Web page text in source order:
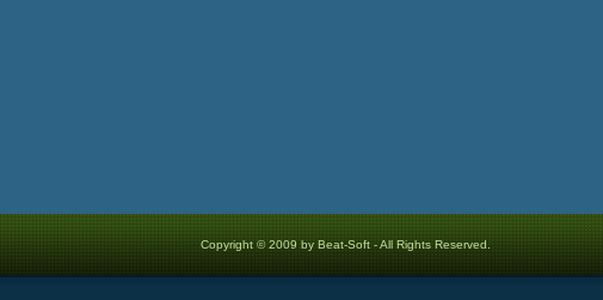
Copyright © 2009 by Beat-Soft - All Rights Reserved.